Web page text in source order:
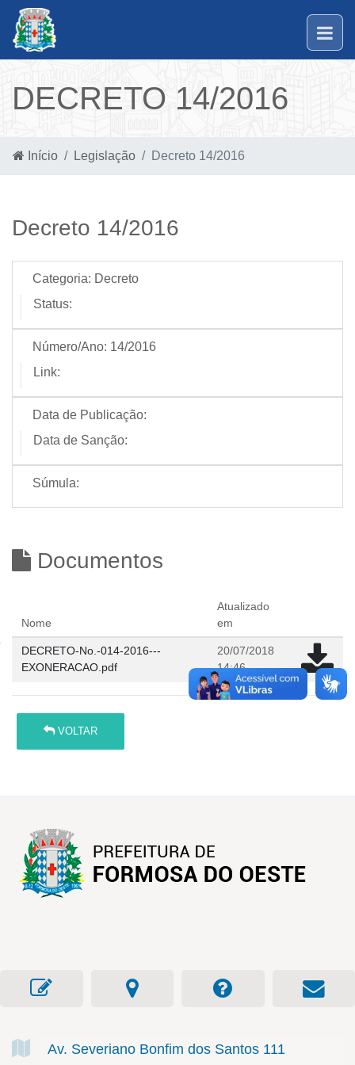
DECRETO 14/2016
Início Legislação Decreto 14/2016
Decreto 14/2016
Categoria: Decreto
Status:
Número/Ano: 14/2016
Link:
Data de Publicação:
Data de Sanção:
Súmula:
Documentos
Nome
Atualizado
em
DECRETO-No.-014-2016---
EXONERACAO.pdf
20/07/2018
14:46
VOLTAR
Av. Severiano Bonfim dos Santos 111